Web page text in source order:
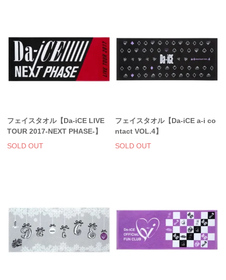
フェイスタオル【Da-iCE LIVE
TOUR 2017-NEXT PHASE-】
SOLD OUT
フェイスタオル【Da-iCE a-i co
ntact VOL.4】
SOLD OUT